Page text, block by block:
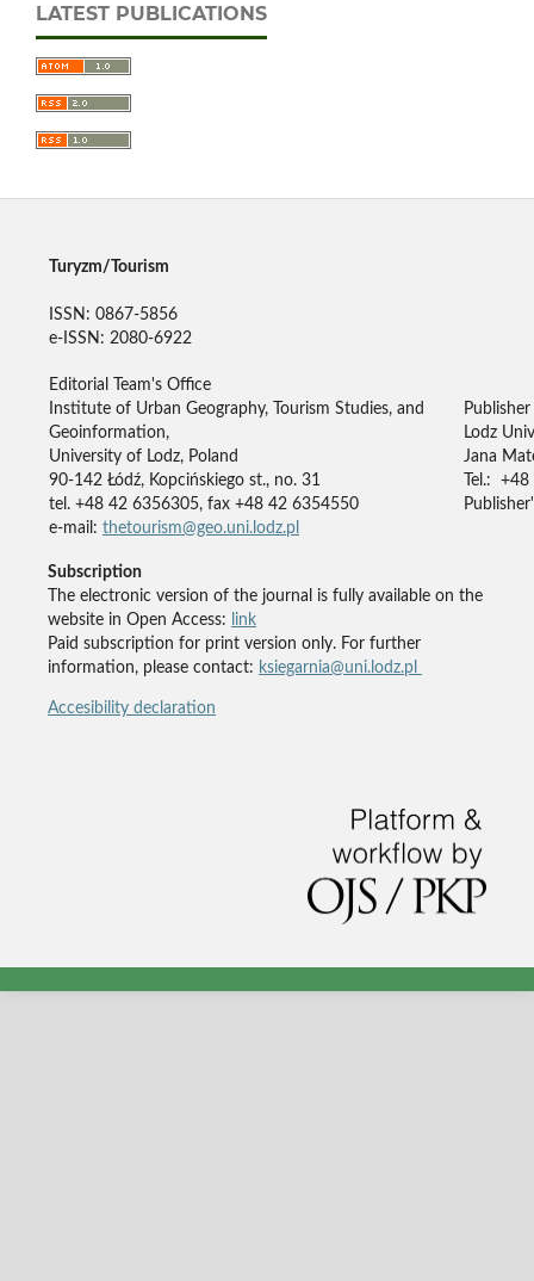
LATEST PUBLICATIONS
Turyzm/Tourism
ISSN: 0867-5856
e-ISSN: 2080-6922
Editorial Team's Office
Institute of Urban Geography, Tourism Studies, and
Geoinformation,
University of Lodz, Poland
90-142 Łódź, Kopcińskiego st., no. 31
tel. +48 42 6356305, fax +48 42 6354550
e-mail: thetourism@geo.uni.lodz.pl
Publisher
Lodz
Jana
Tel.:
Subscription
The electronic version of the journal is fully available on the
website in Open Access:
link
Paid subscription for print version only. For further
information, please contact: ksiegarnia@uni.lodz.pl
Accesibility declaration